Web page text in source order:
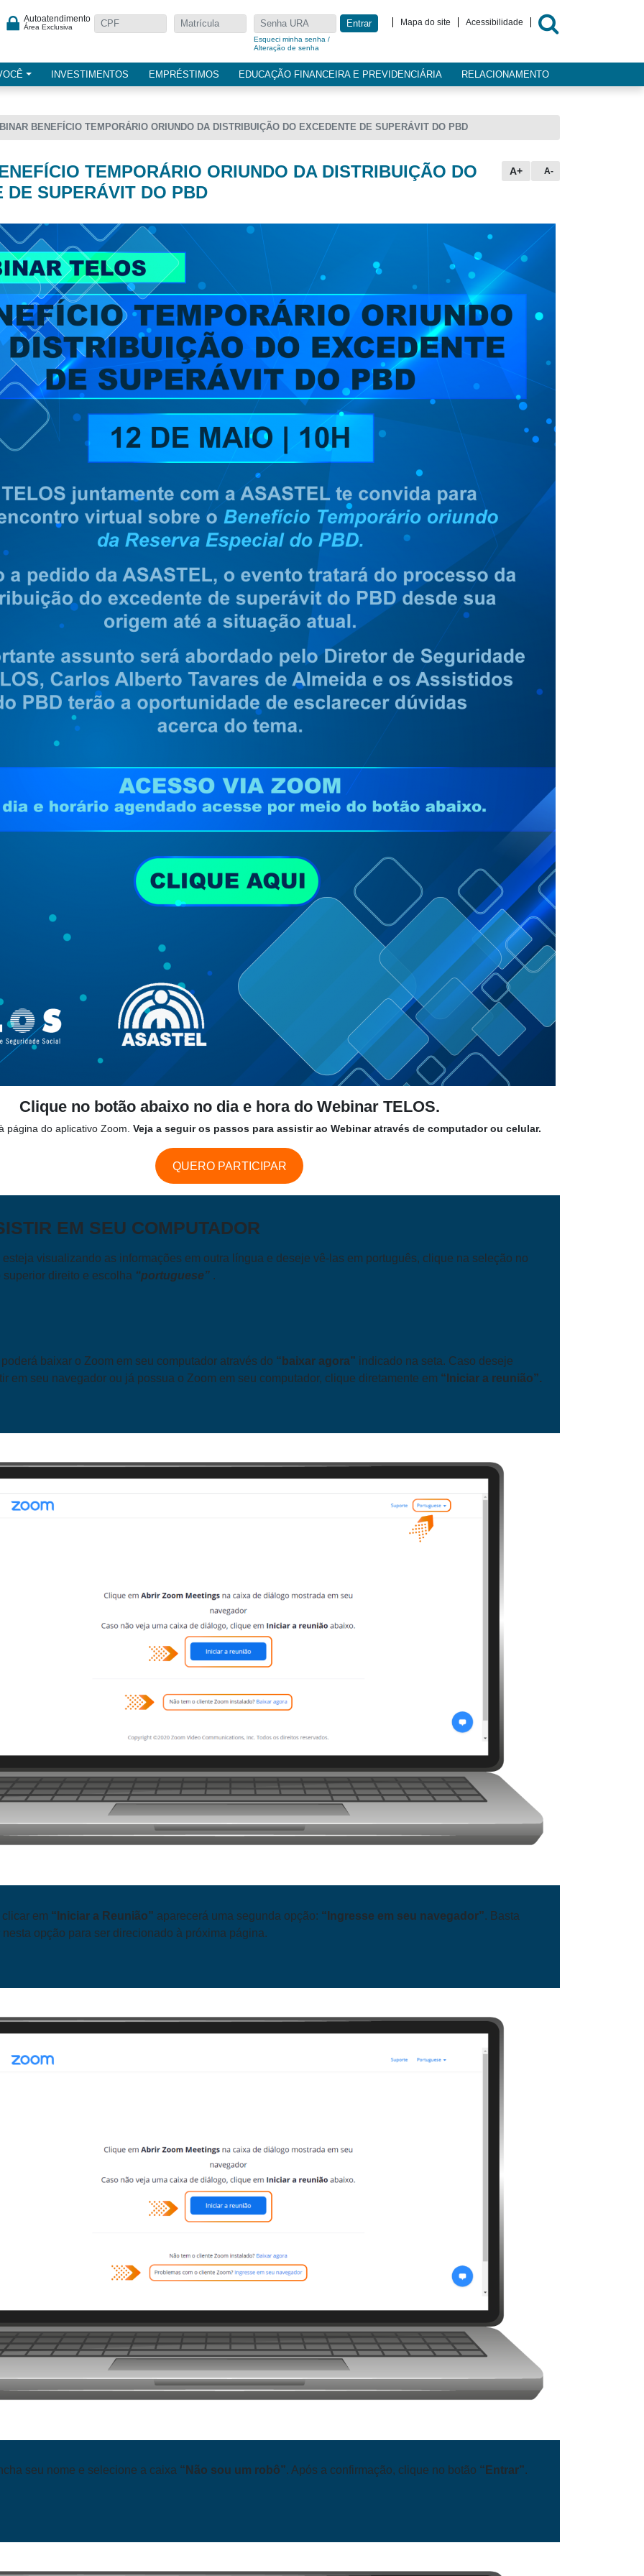
Autoatendimento
Área Exclusiva
Esqueci minha senha /
Alteração de senha
Entrar Mapa do site Acessibilidade
INVESTIMENTOS EMPRÉSTIMOS EDUCAÇÃO FINANCEIRA E PREVIDENCIÁRIA RELACIONAMENTO
BENEFÍCIO TEMPORÁRIO ORIUNDO DA DISTRIBUIÇÃO DO EXCEDENTE DE SUPERÁVIT DO PBD
TEMPORÁRIO ORIUNDO DA DISTRIBUIÇÃO DO
DE SUPERÁVIT DO PBD
A+ A-
Clique no botão abaixo no dia e hora do Webinar TELOS.
página do aplicativo Zoom. Veja a seguir os passos para assistir ao Webinar através de computador ou celular.
QUERO PARTICIPAR
EM SEU COMPUTADOR
esteja visualizando as informações em outra língua e deseje vê-las em português, clique na seleção no
superior direito e escolha “portuguese”.
baixar o Zoom em seu computador através do “baixar agora” indicado na seta. Caso deseje
em seu navegador ou já possua o Zoom em seu computador, clique diretamente em “Iniciar a reunião”.
em “Iniciar a Reunião” aparecerá uma segunda opção: “Ingresse em seu navegador”. Basta
opção para ser direcionado à próxima página.
seu nome e selecione a caixa “Não sou um robô”. Após a confirmação, clique no botão “Entrar”.